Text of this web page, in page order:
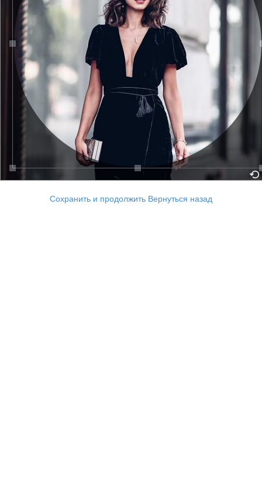
Сохранить и продолжить Вернуться назад